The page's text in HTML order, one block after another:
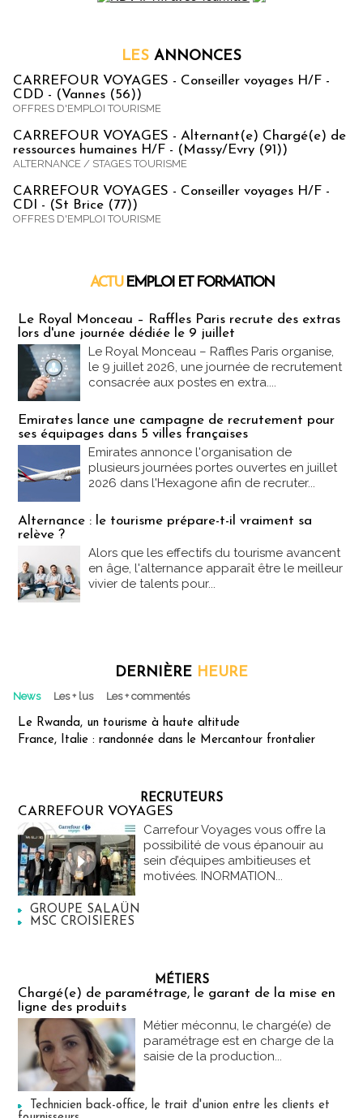
LES ANNONCES
CARREFOUR VOYAGES - Conseiller voyages H/F -
CDD - (Vannes (56))
OFFRES D'EMPLOI TOURISME
CARREFOUR VOYAGES - Alternant(e) Chargé(e) de
ressources humaines H/F - (Massy/Evry (91))
ALTERNANCE / STAGES TOURISME
CARREFOUR VOYAGES - Conseiller voyages H/F -
CDI - (St Brice (77))
OFFRES D'EMPLOI TOURISME
ACTU EMPLOI ET FORMATION
Le Royal Monceau – Raffles Paris recrute des extras
lors d'une journée dédiée le 9 juillet
Le Royal Monceau – Raffles Paris organise,
le 9 juillet 2026, une journée de recrutement
consacrée aux postes en extra....
Emirates lance une campagne de recrutement pour
ses équipages dans 5 villes françaises
Emirates annonce l'organisation de
plusieurs journées portes ouvertes en juillet
2026 dans l'Hexagone afin de recruter...
Alternance : le tourisme prépare-t-il vraiment sa
relève ?
Alors que les effectifs du tourisme avancent
en âge, l'alternance apparaît être le meilleur
vivier de talents pour...
DERNIÈRE HEURE
News Les + lus Les + commentés
Le Rwanda, un tourisme à haute altitude
France, Italie : randonnée dans le Mercantour frontalier
RECRUTEURS
CARREFOUR VOYAGES
Carrefour Voyages vous offre la
possibilité de vous épanouir au
sein d’équipes ambitieuses et
motivées. INORMATION...
GROUPE SALAÜN
MSC CROISIERES
MÉTIERS
Chargé(e) de paramétrage, le garant de la mise en
ligne des produits
Métier méconnu, le chargé(e) de
paramétrage est en charge de la
saisie de la production...
Technicien back-office, le trait d'union entre les clients et